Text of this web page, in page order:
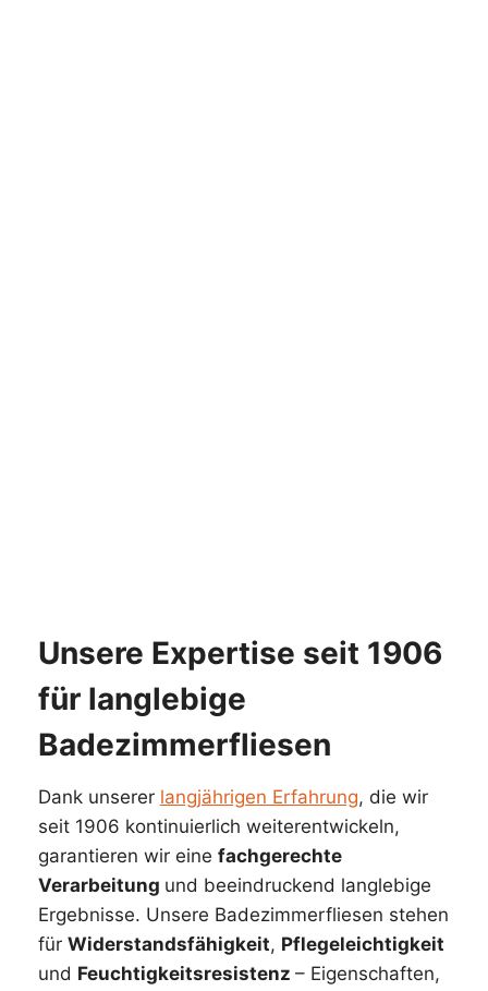
Unsere Expertise seit 1906
für langlebige
Badezimmerfliesen
Dank unserer langjährigen Erfahrung, die wir
seit 1906 kontinuierlich weiterentwickeln,
garantieren wir eine fachgerechte
Verarbeitung und beeindruckend langlebige
Ergebnisse. Unsere Badezimmerfliesen stehen
für Widerstandsfähigkeit, Pflegeleichtigkeit
und Feuchtigkeitsresistenz – Eigenschaften,